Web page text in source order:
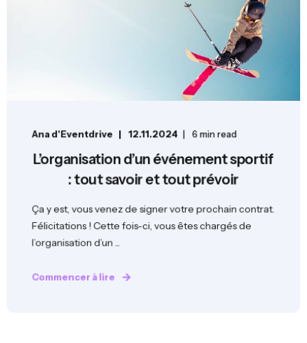
Ana d'Eventdrive 12.11.2024 6 min read
L’organisation d’un événement sportif
: tout savoir et tout prévoir
Ça y est, vous venez de signer votre prochain contrat.
Félicitations ! Cette fois-ci, vous êtes chargés de
l’organisation d’un ...
Commencer à lire